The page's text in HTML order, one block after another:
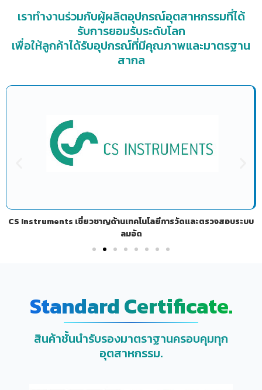
เราทำงานร่วมกับผู้ผลิตอุปกรณ์อุตสาหกรรมที่ได้
รับการยอมรับระดับโลก
เพื่อให้ลูกค้าได้รับอุปกรณ์ที่มีคุณภาพและมาตรฐาน
สากล
CS Instruments เชี่ยวชาญด้านเทคโนโลยีการวัดและตรวจสอบระบบ
ลมอัด
Standard Certificate.
สินค้าชั้นนำรับรองมาตราฐานครอบคุมทุก
อุตสาหกรรม.